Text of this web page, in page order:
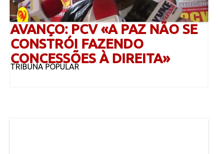
AVANÇO: PCV «A PAZ NÃO SE
CONSTRÓI FAZENDO
CONCESSÕES À DIREITA»
TRIBUNA POPULAR